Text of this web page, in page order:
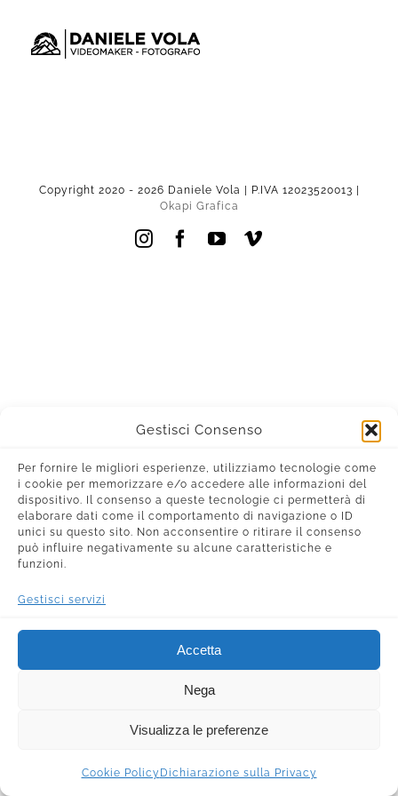
Gestisci Consenso
Per fornire le migliori esperienze, utilizziamo tecnologie come
i cookie per memorizzare e/o accedere alle informazioni del
dispositivo. Il consenso a queste tecnologie ci permetterà di
elaborare dati come il comportamento di navigazione o ID
unici su questo sito. Non acconsentire o ritirare il consenso
può influire negativamente su alcune caratteristiche e
funzioni.
Gestisci servizi
Accetta
Nega
Visualizza le preferenze
Cookie Policy Dichiarazione sulla Privacy
contenuto
Copyright 2020 - 2026 Daniele Vola | P.IVA 12023520013 |
Okapi Grafica
InstagramFacebookYouTube